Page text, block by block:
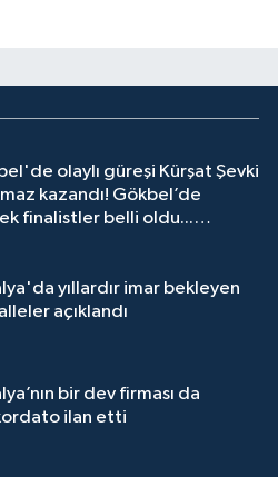
olaylı güreşi Kürşat Şevki
kazandı! Gökbel’de
finalistler belli oldu...
yıllardır imar bekleyen
açıklandı
bir dev firması da
ilan etti